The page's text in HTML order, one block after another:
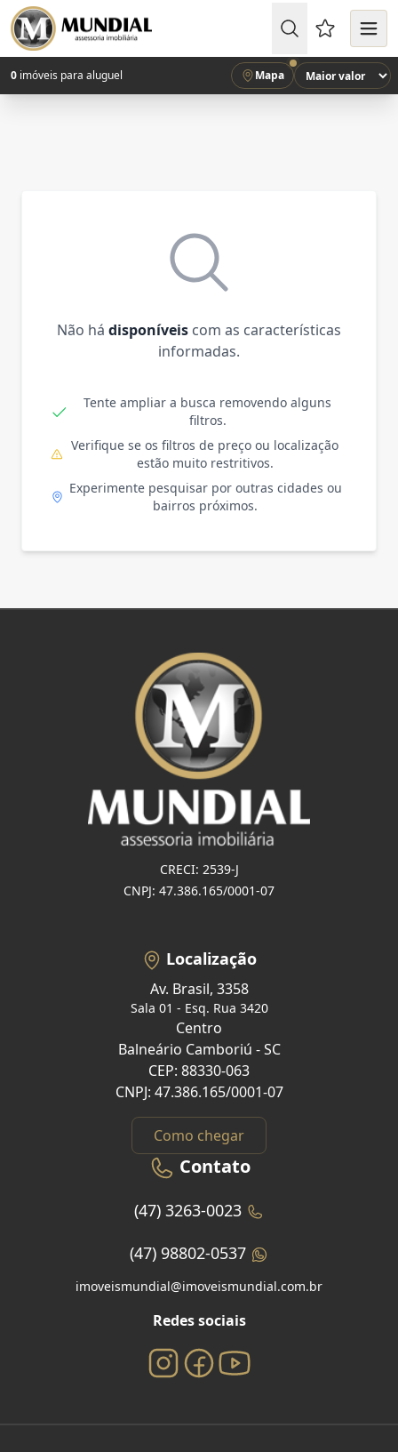
Favoritos
0 imóveis para aluguel Mapa
Não há disponíveis com as características
informadas.
Tente ampliar a busca removendo alguns
filtros.
Verifique se os filtros de preço ou localização
estão muito restritivos.
Experimente pesquisar por outras cidades ou
bairros próximos.
CRECI: 2539-J
CNPJ: 47.386.165/0001-07
Localização
Av. Brasil, 3358
Sala 01 - Esq. Rua 3420
Centro
Balneário Camboriú - SC
CEP: 88330-063
CNPJ: 47.386.165/0001-07
Como chegar
Contato
(47) 3263-0023
(47) 98802-0537
imoveismundial@imoveismundial.com.br
Redes sociais